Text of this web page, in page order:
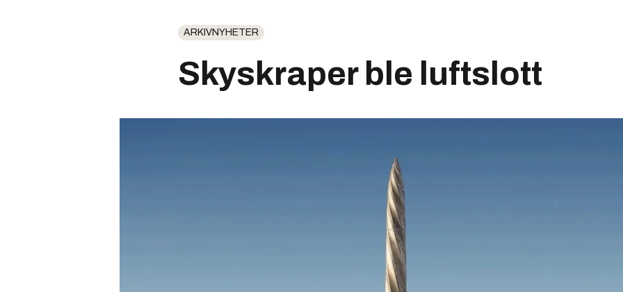
ARKIVNYHETER
Skyskraper ble luftslott